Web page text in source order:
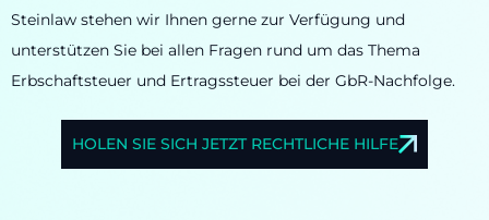
Steinlaw stehen wir Ihnen gerne zur Verfügung und
unterstützen Sie bei allen Fragen rund um das Thema
Erbschaftsteuer und Ertragssteuer bei der GbR-Nachfolge.
HOLEN SIE SICH JETZT RECHTLICHE HILFE